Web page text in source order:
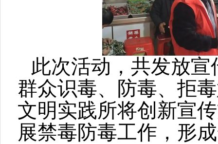
此次活动，共发放
群众识毒、防毒、拒
文明实践所将创新宣
展禁毒防毒工作，形